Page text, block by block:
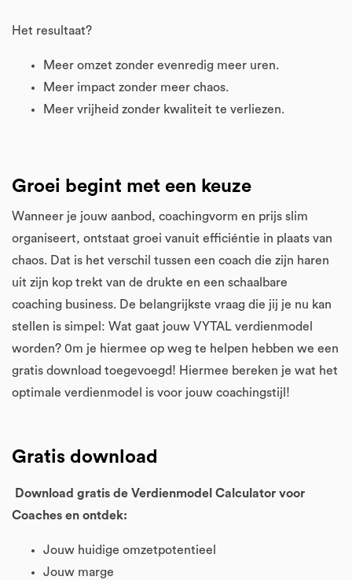
Het resultaat?
Meer omzet zonder evenredig meer uren.
Meer impact zonder meer chaos.
Meer vrijheid zonder kwaliteit te verliezen.
Groei begint met een keuze
Wanneer je jouw aanbod, coachingvorm en prijs slim
organiseert, ontstaat groei vanuit efficiéntie in plaats van
chaos. Dat is het verschil tussen een coach die zijn haren
uit zijn kop trekt van de drukte en een schaalbare
coaching business. De belangrijkste vraag die jij je nu kan
stellen is simpel: Wat gaat jouw VYTAL verdienmodel
worden? 0m je hiermee op weg te helpen hebben we een
gratis download toegevoegd! Hiermee bereken je wat het
optimale verdienmodel is voor jouw coachingstijl!
Gratis download
Download gratis de Verdienmodel Calculator voor
Coaches en ontdek:
Jouw huidige omzetpotentieel
Jouw marge